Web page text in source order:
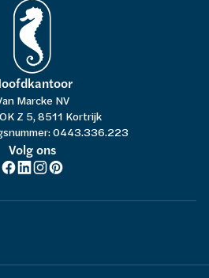
Marcke NV
Z 5, 8511 Kortrijk
0443.336.223
Volg ons